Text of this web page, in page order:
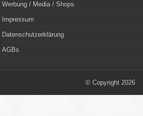
Werbung / Media / Shops
Impressum
Datenschutzerklärung
AGBs
© Copyright 2026